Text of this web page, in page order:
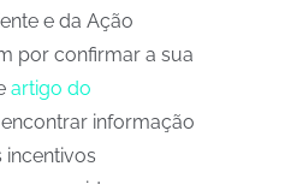
e da Ação
por confirmar a sua
artigo do
informação
incentivos